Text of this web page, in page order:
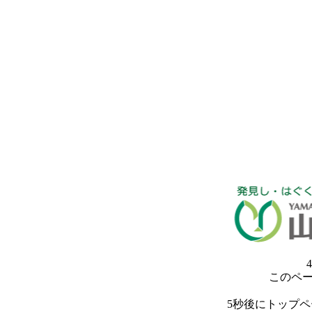
このペ
5秒後にトップ